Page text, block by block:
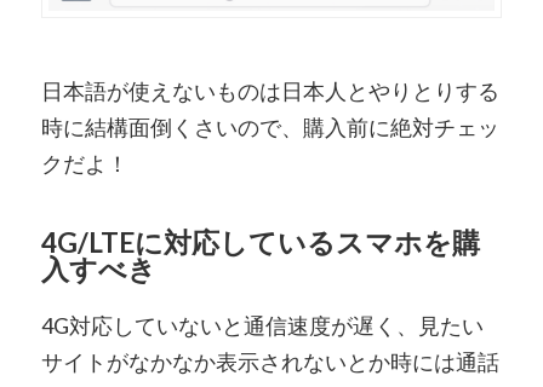
日本語が使えないものは日本人とやりとりする
時に結構面倒くさいので、購入前に絶対チェッ
クだよ！
4G/LTEに対応しているスマホを購
入すべき
4G対応していないと通信速度が遅く、見たい
サイトがなかなか表示されないとか時には通話